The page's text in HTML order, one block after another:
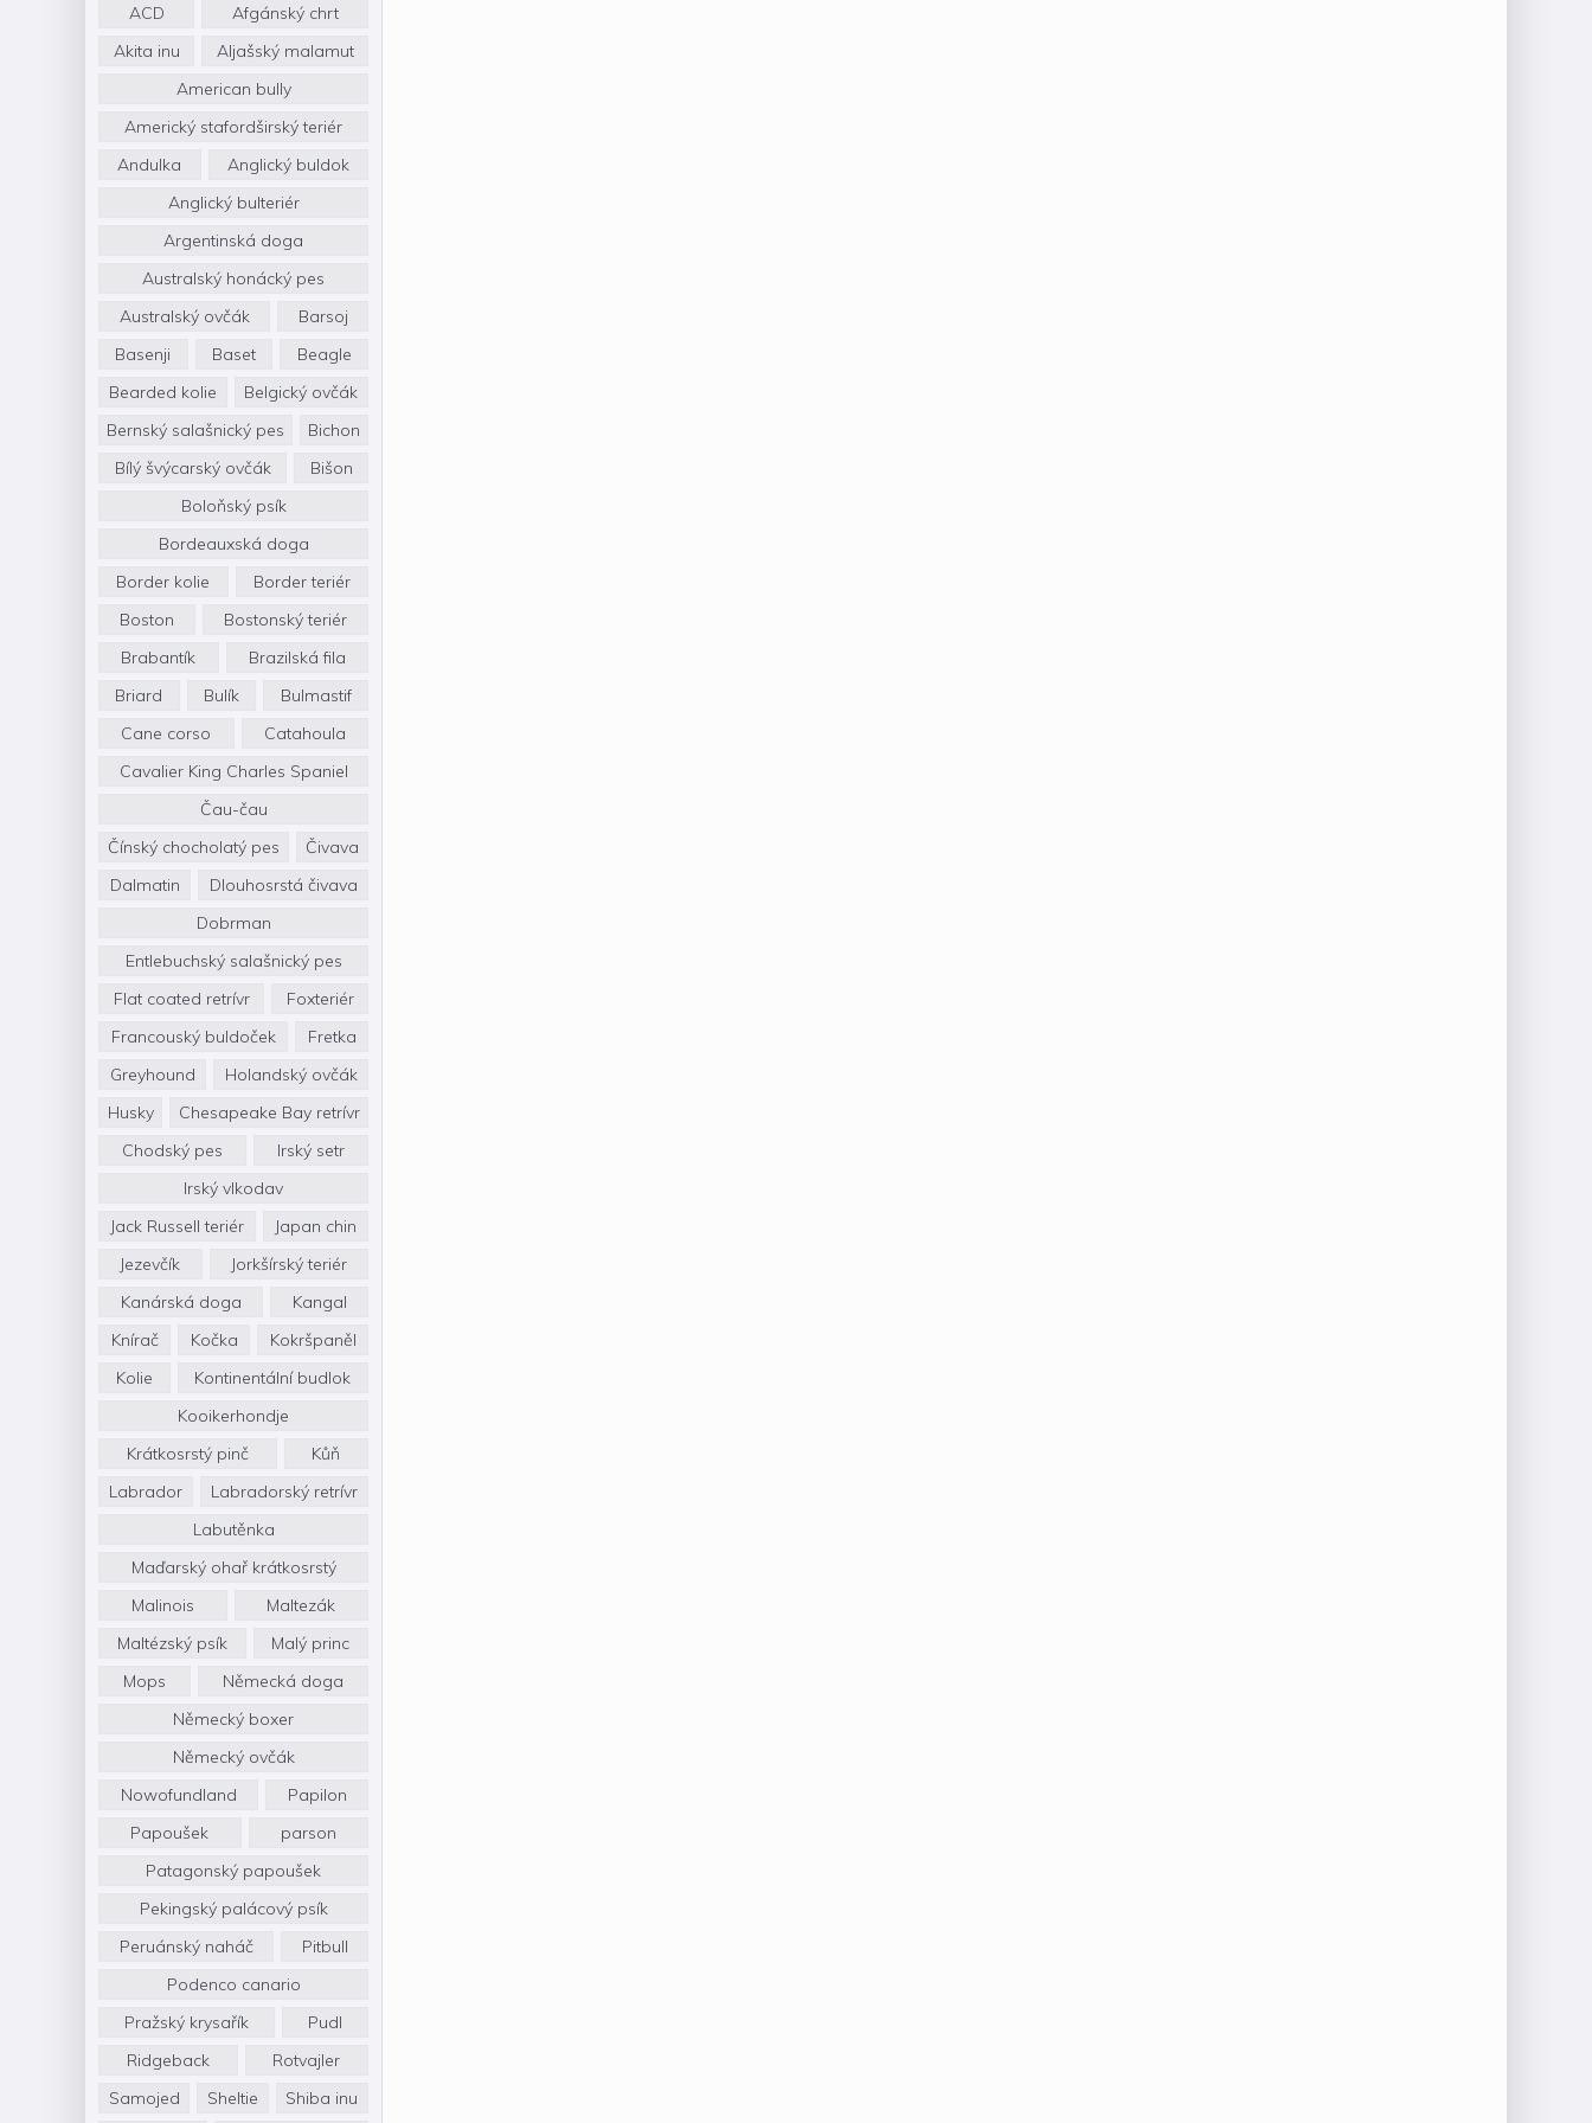
ACD
Afgánský chrt
Akita inu
Aljašský malamut
American bully
Americký stafordširský teriér
Andulka
Anglický buldok
Anglický bulteriér
Argentinská doga
Australský honácký pes
Australský ovčák
Barsoj
Basenji
Baset
Beagle
Bearded kolie
Belgický ovčák
Bernský salašnický pes
Bichon
Bílý švýcarský ovčák
Bišon
Boloňský psík
Bordeauxská doga
Border kolie
Border teriér
Boston
Bostonský teriér
Brabantík
Brazilská fila
Briard
Bulík
Bulmastif
Cane corso
Catahoula
Cavalier King Charles Spaniel
Čau-čau
Čínský chocholatý pes
Čivava
Dalmatin
Dlouhosrstá čivava
Dobrman
Entlebuchský salašnický pes
Flat coated retrívr
Foxteriér
Francouský buldoček
Fretka
Greyhound
Holandský ovčák
Husky
Chesapeake Bay retrívr
Chodský pes
Irský setr
Irský vlkodav
Jack Russell teriér
Japan chin
Jezevčík
Jorkšírský teriér
Kanárská doga
Kangal
Knírač
Kočka
Kokršpaněl
Kolie
Kontinentální budlok
Kooikerhondje
Krátkosrstý pinč
Kůň
Labrador
Labradorský retrívr
Labutěnka
Maďarský ohař krátkosrstý
Malinois
Maltezák
Maltézský psík
Malý princ
Mops
Německá doga
Německý boxer
Německý ovčák
Nowofundland
Papilon
Papoušek
parson
Patagonský papoušek
Pekingský palácový psík
Peruánský naháč
Pitbull
Podenco canario
Pražský krysařík
Pudl
Ridgeback
Rotvajler
Samojed
Sheltie Shiba inu